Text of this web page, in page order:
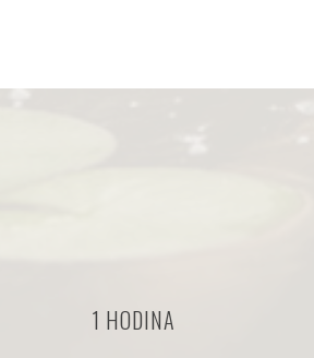
1 HODINA